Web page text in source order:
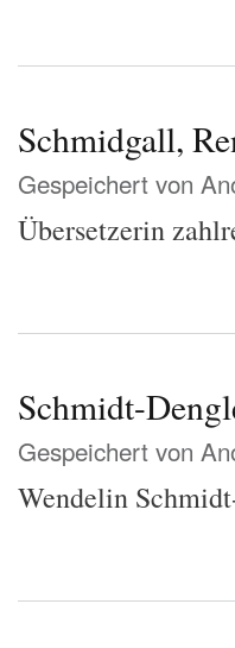
Schmidgall,
Gespeichert von
Übersetzerin
Schmidt-
Gespeichert von
Wendelin